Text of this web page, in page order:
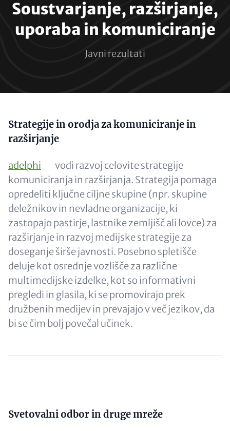
Soustvarjanje, razširjanje,
uporaba in komuniciranje
Javni rezultati
Content
Strategije in orodja za komuniciranje in
razširjanje
adelphi
vodi razvoj celovite strategije
komuniciranja in razširjanja. Strategija pomaga
opredeliti ključne ciljne skupine (npr. skupine
deležnikov in nevladne organizacije, ki
zastopajo pastirje, lastnike zemljišč ali lovce) za
razširjanje in razvoj medijske strategije za
doseganje širše javnosti. Posebno spletišče
deluje kot osrednje vozlišče za različne
multimedijske izdelke, kot so informativni
pregledi in glasila, ki se promovirajo prek
družbenih medijev in prevajajo v več jezikov, da
bi se čim bolj povečal učinek.
Content
Svetovalni odbor in druge mreže